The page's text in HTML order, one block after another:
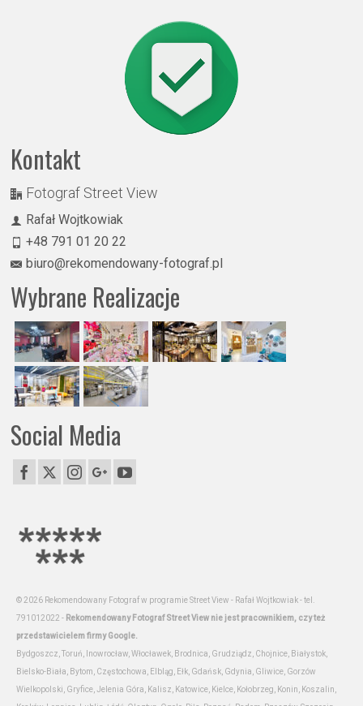
Kontakt
Fotograf Street View
Rafał Wojtkowiak
+48 791 01 20 22
biuro@rekomendowany-fotograf.pl
Wybrane Realizacje
Social Media
© 2026 Rekomendowany Fotograf w programie Street View - Rafał Wojtkowiak - tel.
791012022 - Rekomendowany Fotograf Street View nie jest pracownikiem, czy też
przedstawicielem firmy Google.
Bydgoszcz, Toruń, Inowrocław, Włocławek, Brodnica, Grudziądz, Chojnice, Białystok,
Bielsko-Biała, Bytom, Częstochowa, Elbląg, Ełk, Gdańsk, Gdynia, Gliwice, Gorzów
Wielkopolski, Gryfice, Jelenia Góra, Kalisz, Katowice, Kielce, Kołobrzeg, Konin, Koszalin,